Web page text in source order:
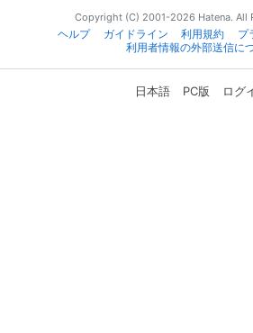
Copyright (C) 2001-2026 Hatena. All
ヘルプ
ガイドライン 利用規約
プ
利用者情報の外部送信に
日本語 PC版 ログ